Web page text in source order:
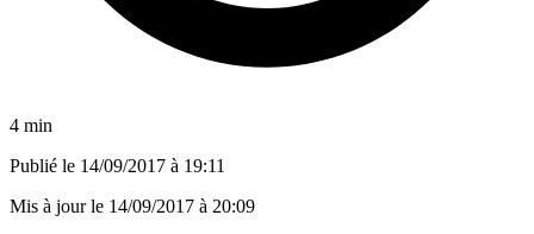
4 min
Publié le 14/09/2017 à 19:11
Mis à jour le 14/09/2017 à 20:09